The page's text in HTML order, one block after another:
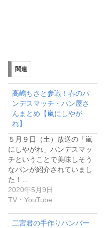
関連
高嶋ちさと参戦！春のパ
ンデスマッチ・パン屋さ
んまとめ【嵐にしやが
れ】
５月９日（土）放送の「嵐
にしやがれ」パンデスマッ
チということで美味しそう
なパンが紹介されていまし
た！…
2020年5月9日
TV・YouTube
二宮君の手作りハンバー